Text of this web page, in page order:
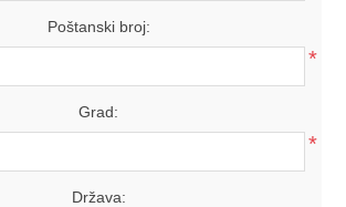
Poštanski broj:
*
Grad:
*
Država: